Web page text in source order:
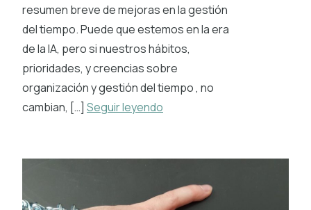
resumen breve de mejoras en la gestión
del tiempo. Puede que estemos en la era
de la IA, pero si nuestros hábitos,
prioridades, y creencias sobre
organización y gestión del tiempo , no
cambian, […] Seguir leyendo